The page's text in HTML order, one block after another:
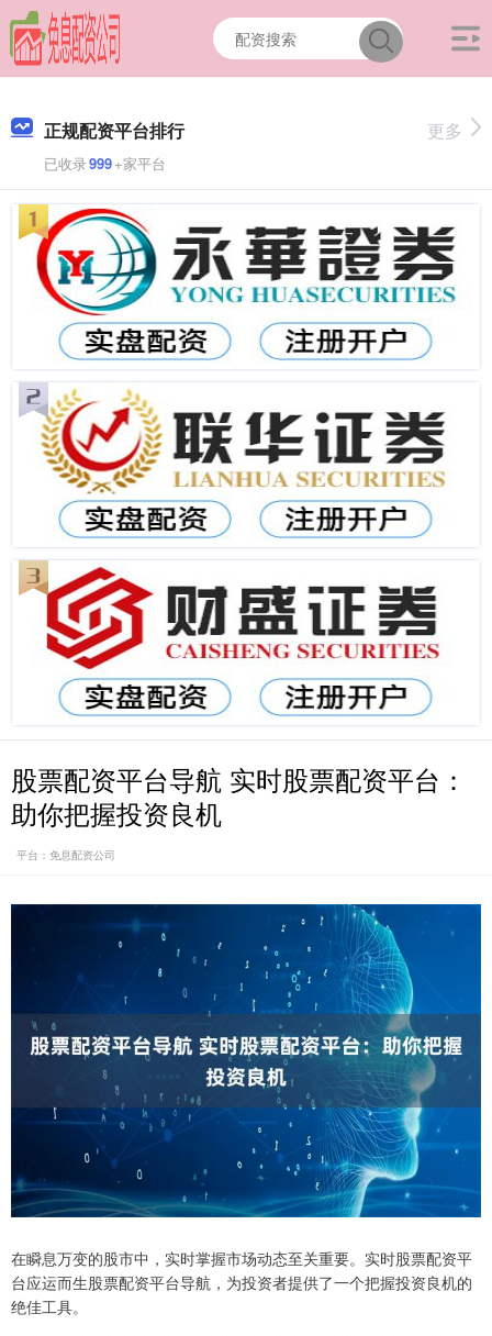
正规配资平台排行
已收录999+家平台
更多
股票配资平台导航 实时股票配资平台：
助你把握投资良机
平台：免息配资公司
在瞬息万变的股市中，实时掌握市场动态至关重要。实时股票配资平
台应运而生股票配资平台导航，为投资者提供了一个把握投资良机的
绝佳工具。